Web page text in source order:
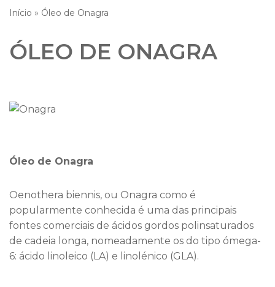
Início » Óleo de Onagra
ÓLEO DE ONAGRA
Óleo de Onagra
Oenothera biennis, ou Onagra como é
popularmente conhecida é uma das principais
fontes comerciais de ácidos gordos polinsaturados
de cadeia longa, nomeadamente os do tipo ómega-
6: ácido linoleico (LA) e linolénico (GLA).